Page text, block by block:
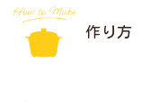
作り方